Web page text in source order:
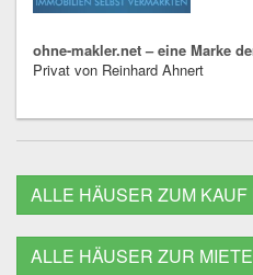
ohne-makler.net – eine Marke
Privat von Reinhard Ahnert
ALLE HÄUSER ZUM
ALLE HÄUSER ZUR